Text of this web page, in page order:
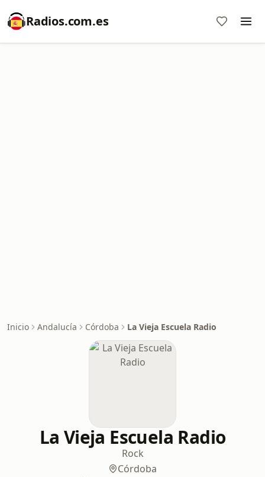
Radios.com.es
Inicio Andalucía Córdoba La Vieja Escuela Radio
La Vieja Escuela Radio
Rock
Córdoba